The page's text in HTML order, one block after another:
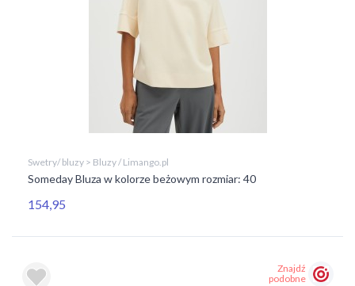
Swetry/ bluzy > Bluzy / Limango.pl
Someday Bluza w kolorze beżowym rozmiar: 40
154,95
Znajdź
podobne